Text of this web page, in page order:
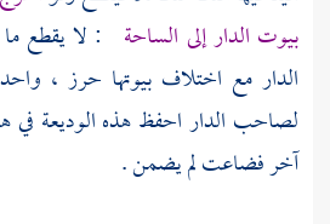
بيوت الدار إلى الساحة : لا يقطع
الدار مع اختلاف بيوتها حرز ،
لصاحب الدار احفظ هذه الوديعة في
آخر فضاعت لم يضمن .